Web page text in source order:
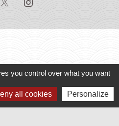
you control over what you want
all cookies Personalize